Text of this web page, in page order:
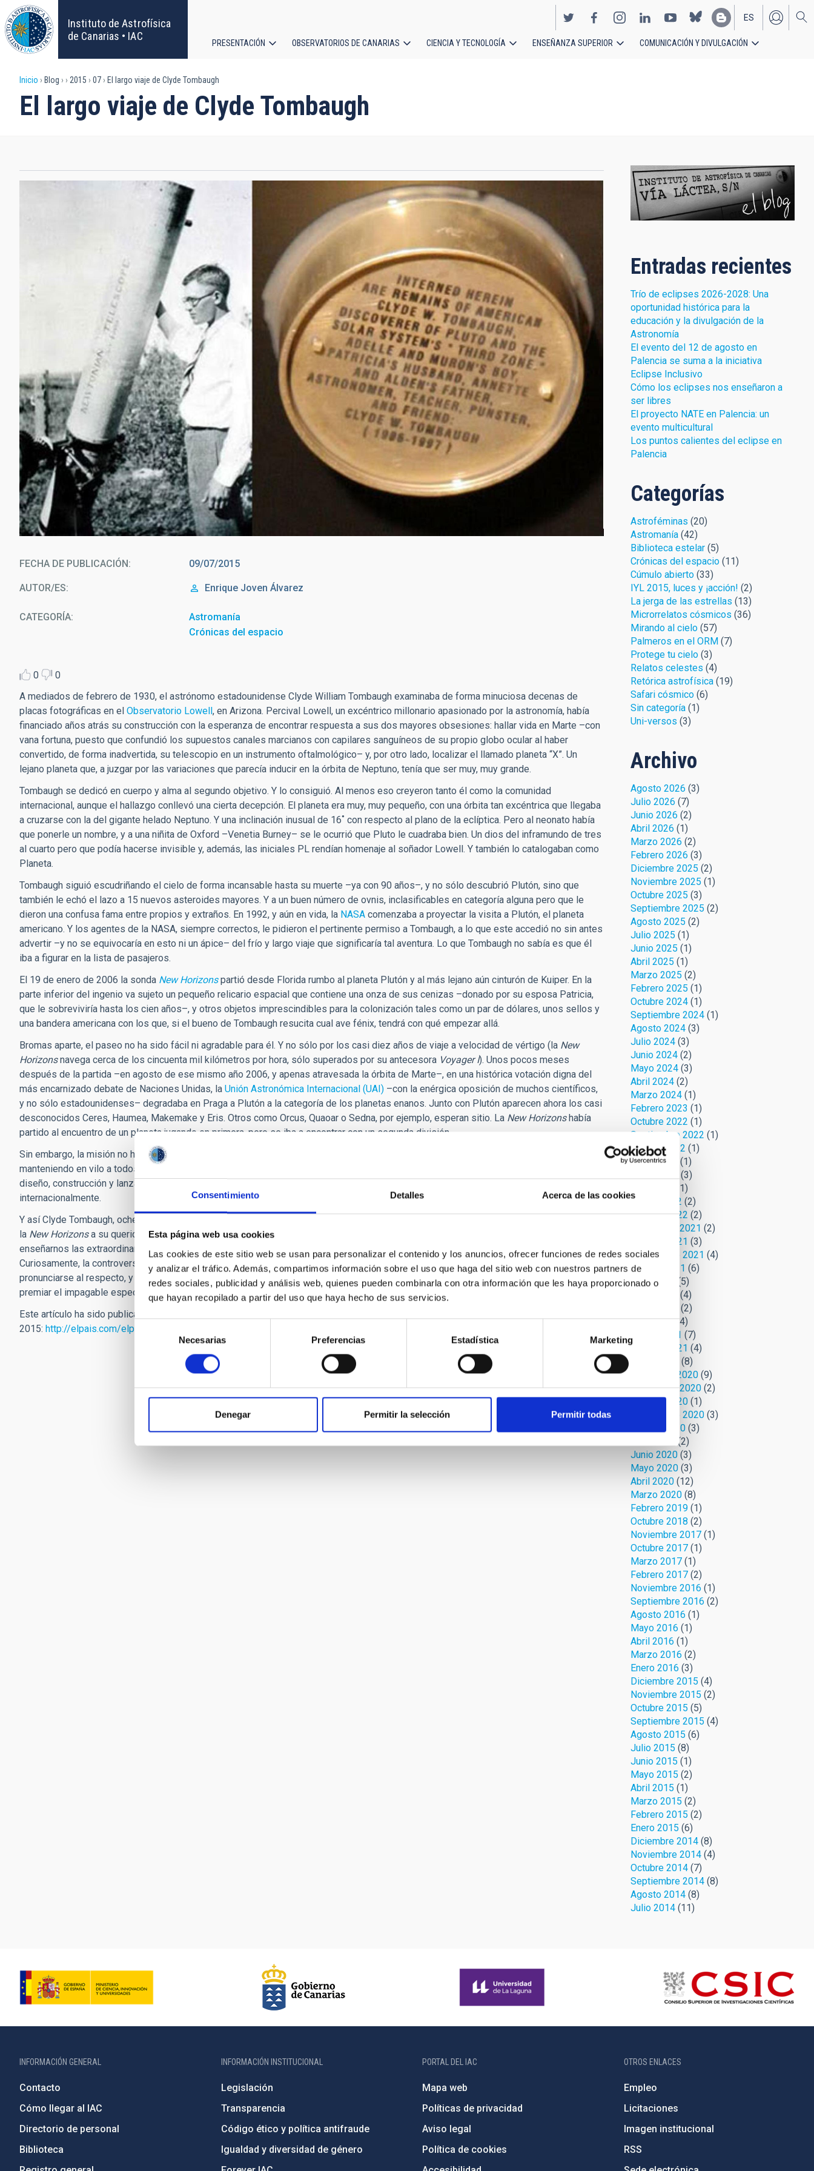
Consentimiento Detalles Acerca de las cookies
Esta página web usa cookies
Las cookies de este sitio web se usan para personalizar el contenido y los anuncios, ofrecer funciones de redes sociales
y analizar el tráfico. Además, compartimos información sobre el uso que haga del sitio web con nuestros partners de
redes sociales, publicidad y análisis web, quienes pueden combinarla con otra información que les haya proporcionado o
que hayan recopilado a partir del uso que haya hecho de sus servicios.
consentimiento
Necesarias Preferencias Estadística Marketing
Denegar Permitir la selección Permitir todas
Pasar
al
contenido
principal
Instituto de Astrofísica
de Canarias • IAC
EN
ES
principal
PRESENTACIÓN OBSERVATORIOS DE CANARIAS CIENCIA Y TECNOLOGÍA ENSEÑANZA SUPERIOR COMUNICACIÓN Y DIVULGACIÓN
Sobrescribir
enlaces
ayuda
Inicio Blog 2015 07 El largo viaje de Clyde Tombaugh
El largo viaje de Clyde Tombaugh
Izquierda: el astrónomo Clyde Tombaugh, descubridor de Plutón. Derecha: recipiente con las cenizas del astrónomo, a bordo de la sonda
FECHA DE PUBLICACIÓN 09/07/2015
AUTOR/ES Enrique Joven Álvarez
CATEGORÍA
Astromanía
Crónicas del espacio
0
0
A mediados de febrero de 1930, el astrónomo estadounidense Clyde William Tombaugh examinaba de forma minuciosa decenas de
placas fotográficas en el Observatorio Lowell, en Arizona. Percival Lowell, un excéntrico millonario apasionado por la astronomía, había
financiado años atrás su construcción con la esperanza de encontrar respuesta a sus dos mayores obsesiones: hallar vida en Marte –con
vana fortuna, puesto que confundió los supuestos canales marcianos con capilares sanguíneos de su propio globo ocular al haber
convertido, de forma inadvertida, su telescopio en un instrumento oftalmológico– y, por otro lado, localizar el llamado planeta “X”. Un
lejano planeta que, a juzgar por las variaciones que parecía inducir en la órbita de Neptuno, tenía que ser muy, muy grande.
Tombaugh se dedicó en cuerpo y alma al segundo objetivo. Y lo consiguió. Al menos eso creyeron tanto él como la comunidad
internacional, aunque el hallazgo conllevó una cierta decepción. El planeta era muy, muy pequeño, con una órbita tan excéntrica que llegaba
a cruzarse con la del gigante helado Neptuno. Y una inclinación inusual de 16˚ con respecto al plano de la eclíptica. Pero al neonato había
que ponerle un nombre, y a una niñita de Oxford –Venetia Burney– se le ocurrió que Pluto le cuadraba bien. Un dios del inframundo de tres
al cuarto pero que podía hacerse invisible y, además, las iniciales PL rendían homenaje al soñador Lowell. Y también lo catalogaban como
Planeta.
Tombaugh siguió escudriñando el cielo de forma incansable hasta su muerte –ya con 90 años–, y no sólo descubrió Plutón, sino que
también le echó el lazo a 15 nuevos asteroides mayores. Y a un buen número de ovnis, inclasificables en categoría alguna pero que le
dieron una confusa fama entre propios y extraños. En 1992, y aún en vida, la NASA comenzaba a proyectar la visita a Plutón, el planeta
americano. Y los agentes de la NASA, siempre correctos, le pidieron el pertinente permiso a Tombaugh, a lo que este accedió no sin antes
advertir –y no se equivocaría en esto ni un ápice– del frío y largo viaje que significaría tal aventura. Lo que Tombaugh no sabía es que él
iba a figurar en la lista de pasajeros.
El 19 de enero de 2006 la sonda New Horizonspartió desde Florida rumbo al planeta Plutón y al más lejano aún cinturón de Kuiper. En la
parte inferior del ingenio va sujeto un pequeño relicario espacial que contiene una onza de sus cenizas –donado por su esposa Patricia,
que le sobreviviría hasta los cien años–, y otros objetos imprescindibles para la colonización tales como un par de dólares, unos sellos y
una bandera americana con los que, si el bueno de Tombaugh resucita cual ave fénix, tendrá con qué empezar allá.
Bromas aparte, el paseo no ha sido fácil ni agradable para él. Y no sólo por los casi diez años de viaje a velocidad de vértigo (la New
Horizonsnavega cerca de los cincuenta mil kilómetros por hora, sólo superados por su antecesora Voyager I). Unos pocos meses
después de la partida –en agosto de ese mismo año 2006, y apenas atravesada la órbita de Marte–, en una histórica votación digna del
más encarnizado debate de Naciones Unidas, la Unión Astronómica Internacional (UAI) –con la enérgica oposición de muchos científicos,
y no sólo estadounidenses– degradaba en Praga a Plutón a la categoría de los planetas enanos. Junto con Plutón aparecen ahora los casi
desconocidos Ceres, Haumea, Makemake y Eris. Otros como Orcus, Quaoar o Sedna, por ejemplo, esperan sitio. La New Horizonshabía
partido al encuentro de un planeta jugando en primera, pero se iba a encontrar con un segunda división.
Sin embargo, la misión no ha perdido en absoluto ni su interés ni su atractivo iniciales. Todo lo contrario. La
manteniendo en vilo a todos los científicos y aficionados a la astronomía, que son legión. El formidable esfuerzo llevado a cabo en su
diseño, construcción y lanzamiento habrá merecido la pena, y los resultados enviados por la sonda son ya todo un éxito celebrado
internacionalmente.
Y así Clyde Tombaugh, ochenta y cinco años después de verlo por primera vez, volverá a contemplar desde su pequeño nicho dentro de
la New Horizonsa su querido planeta Plutón. Y como aquella vez, pero ahora a tan solo diez mil kilómetros de distancia, volverá a
enseñarnos las extraordinarias imágenes del pequeño planeta invisible que comparte nombre con el famoso can de Mickey Mouse.
Curiosamente, la controversia sobre qué se bautizó primero, si al planeta o al perro animado, todavía perdura. Tal vez la UAI debería
pronunciarse al respecto, y desagraviar parcialmente la afrenta que recibió Tombaugh durante el largo viaje a Plutón. Aunque sólo sea por
premiar el impagable espectáculo estelar que nos ofrece la
New Horizons
Este artículo ha sido publicado en la versión digital del periódico
2015: http://elpais.com/elpais/2015/07/07/ciencia/1436282602_135867.html
Entradas recientes
Trío de eclipses 2026-2028: Una
oportunidad histórica para la
educación y la divulgación de la
Astronomía
El evento del 12 de agosto en
Palencia se suma a la iniciativa
Eclipse Inclusivo
Cómo los eclipses nos enseñaron a
ser libres
El proyecto NATE en Palencia: un
evento multicultural
Los puntos calientes del eclipse en
Palencia
Categorías
Astroféminas (20)
Astromanía(42)
Biblioteca estelar(5)
Crónicas del espacio(11)
Cúmulo abierto(33)
IYL 2015, luces y ¡acción! (2)
La jerga de las estrellas (13)
Microrrelatos cósmicos (36)
Mirando al cielo(57)
Palmeros en el ORM(7)
Protege tu cielo(3)
Relatos celestes (4)
Retórica astrofísica(19)
Safari cósmico(6)
Sin categoría(1)
Uni-versos (3)
Archivo
Agosto 2026 (3)
Julio 2026 (7)
Junio 2026 (2)
Abril 2026 (1)
Marzo 2026 (2)
Febrero 2026 (3)
Diciembre 2025 (2)
Noviembre 2025 (1)
Octubre 2025 (3)
Septiembre 2025 (2)
Agosto 2025 (2)
Julio 2025 (1)
Junio 2025 (1)
Abril 2025 (1)
Marzo 2025 (2)
Febrero 2025 (1)
Octubre 2024(1)
Septiembre 2024(1)
Agosto 2024(3)
Julio 2024(3)
Junio 2024(2)
Mayo 2024(3)
Abril 2024(2)
Marzo 2024(1)
Febrero 2023 (1)
Octubre 2022 (1)
Septiembre 2022 (1)
Agosto 2022 (1)
Junio 2022
(1)
(3)
(1)
Marzo 2022 (2)
Febrero 2022 (2)
Noviembre 2021 (2)
Octubre 2021 (3)
Septiembre 2021 (4)
Agosto 2021 (6)
Julio 2021
(5)
(4)
(2)
Abril 2021(4)
Marzo 2021 (7)
Febrero 2021 (4)
(8)
Diciembre 2020(9)
Noviembre 2020(2)
Octubre 2020(1)
Septiembre 2020(3)
Agosto 2020(3)
(2)
Junio 2020(3)
Mayo 2020(3)
Abril 2020(12)
Marzo 2020(8)
Febrero 2019(1)
Octubre 2018 (2)
Noviembre 2017(1)
Octubre 2017(1)
Marzo 2017(1)
Febrero 2017(2)
Noviembre 2016 (1)
Septiembre 2016 (2)
Agosto 2016 (1)
Mayo 2016 (1)
Abril 2016 (1)
Marzo 2016 (2)
Enero 2016 (3)
Diciembre 2015 (4)
Noviembre 2015 (2)
Octubre 2015 (5)
Septiembre 2015 (4)
Agosto 2015 (6)
Julio 2015 (8)
Junio 2015 (1)
Mayo 2015 (2)
Abril 2015 (1)
Marzo 2015 (2)
Febrero 2015 (2)
Enero 2015 (6)
Diciembre 2014(8)
Noviembre 2014(4)
Octubre 2014(7)
Septiembre 2014(8)
Agosto 2014(8)
Julio 2014(11)
INFORMACIÓN GENERAL
Contacto
Cómo llegar al IAC
Directorio de personal
Biblioteca
INFORMACIÓN INSTITUCIONAL
Legislación
Transparencia
Código ético y política antifraude
Igualdad y diversidad de género
PORTAL DEL IAC
Mapa web
Políticas de privacidad
Aviso legal
Política de cookies
OTROS ENLACES
Empleo
Licitaciones
Imagen institucional
RSS